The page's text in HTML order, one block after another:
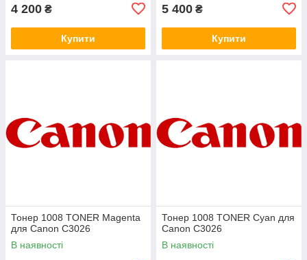
4 200 ₴
Купити
5 400 ₴
Купити
Тонер 1008 TONER Magenta
для Canon C3026
В наявності
Тонер 1008 TONER Cyan для
Canon C3026
В наявності